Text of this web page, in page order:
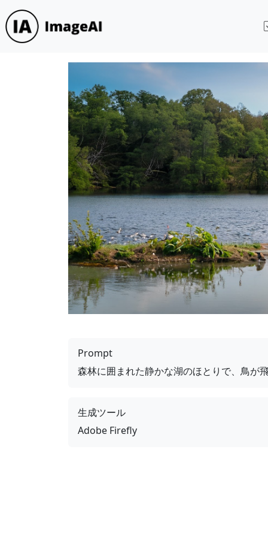
Prompt
森林に囲まれた静かな湖のほとりで、鳥が
生成ツール
Adobe Firefly